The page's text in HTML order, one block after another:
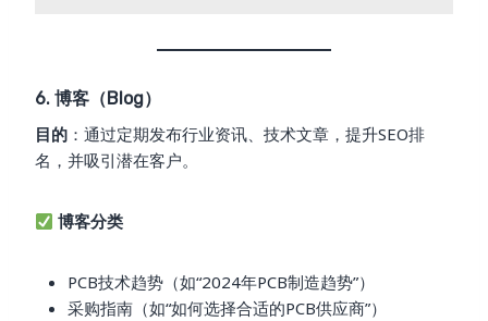
6. 博客（Blog）
目的 ：通过定期发布行业资讯、技术文章，提升SEO排
名，并吸引潜在客户。
博客分类
PCB技术趋势（如“2024年PCB制造趋势”）
采购指南（如“如何选择合适的PCB供应商”）